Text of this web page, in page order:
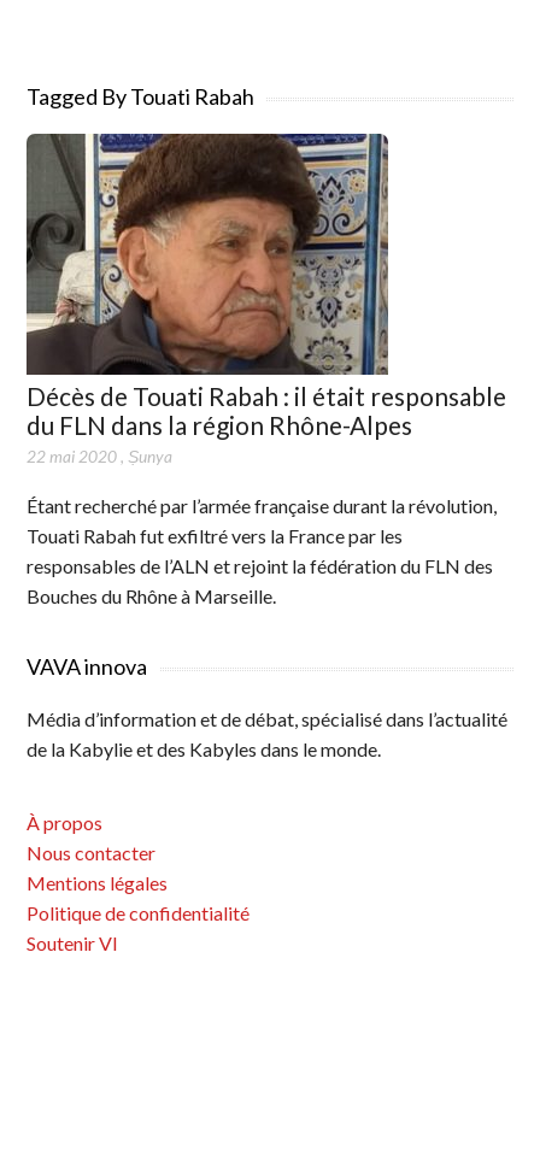
Tagged By Touati Rabah
Décès de Touati Rabah : il était responsable
du FLN dans la région Rhône-Alpes
22 mai 2020,Ṣunya
Étant recherché par l’armée française durant la révolution,
Touati Rabah fut exfiltré vers la France par les
responsables de l’ALN et rejoint la fédération du FLN des
Bouches du Rhône à Marseille.
VAVA innova
Média d’information et de débat, spécialisé dans l’actualité
de la Kabylie et des Kabyles dans le monde.
À propos
Nous contacter
Mentions légales
Politique de confidentialité
Soutenir VI